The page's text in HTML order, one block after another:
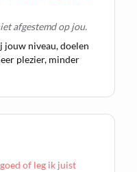
afgestemd op jou.
jouw niveau, doelen
plezier, minder
of leg ik juist